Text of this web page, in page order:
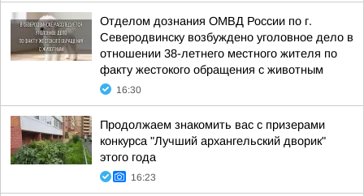
Отделом дознания ОМВД России по г.
Северодвинску возбуждено уголовное дело в
отношении 38-летнего местного жителя по
факту жестокого обращения с животным
16:30
Продолжаем знакомить вас с призерами
конкурса "Лучший архангельский дворик"
этого года
16:23